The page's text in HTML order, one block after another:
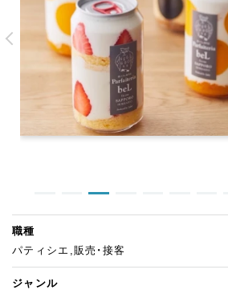
職種
パティシエ,販売・接客
ジャンル